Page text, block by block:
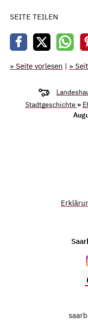
SEITE TEILEN
» Seite vorlesen | »
Stadtgeschichte »